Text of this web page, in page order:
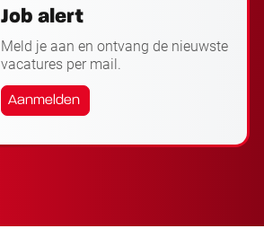
Job alert
Meld je aan en ontvang de nieuwste
vacatures per mail.
Aanmelden